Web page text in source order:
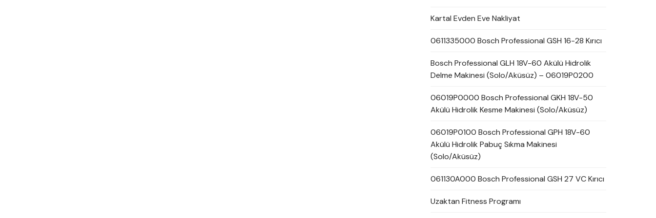
Kartal Evden Eve Nakliyat
0611335000 Bosch Professional GSH 16-28 Kırıcı
Bosch Professional GLH 18V-60 Akülü Hidrolik
Delme Makinesi (Solo/Aküsüz) – 06019P0200
06019P0000 Bosch Professional GKH 18V-50
Akülü Hidrolik Kesme Makinesi (Solo/Aküsüz)
06019P0100 Bosch Professional GPH 18V-60
Akülü Hidrolik Pabuç Sıkma Makinesi
(Solo/Aküsüz)
061130A000 Bosch Professional GSH 27 VC Kırıcı
Uzaktan Fitness Programı